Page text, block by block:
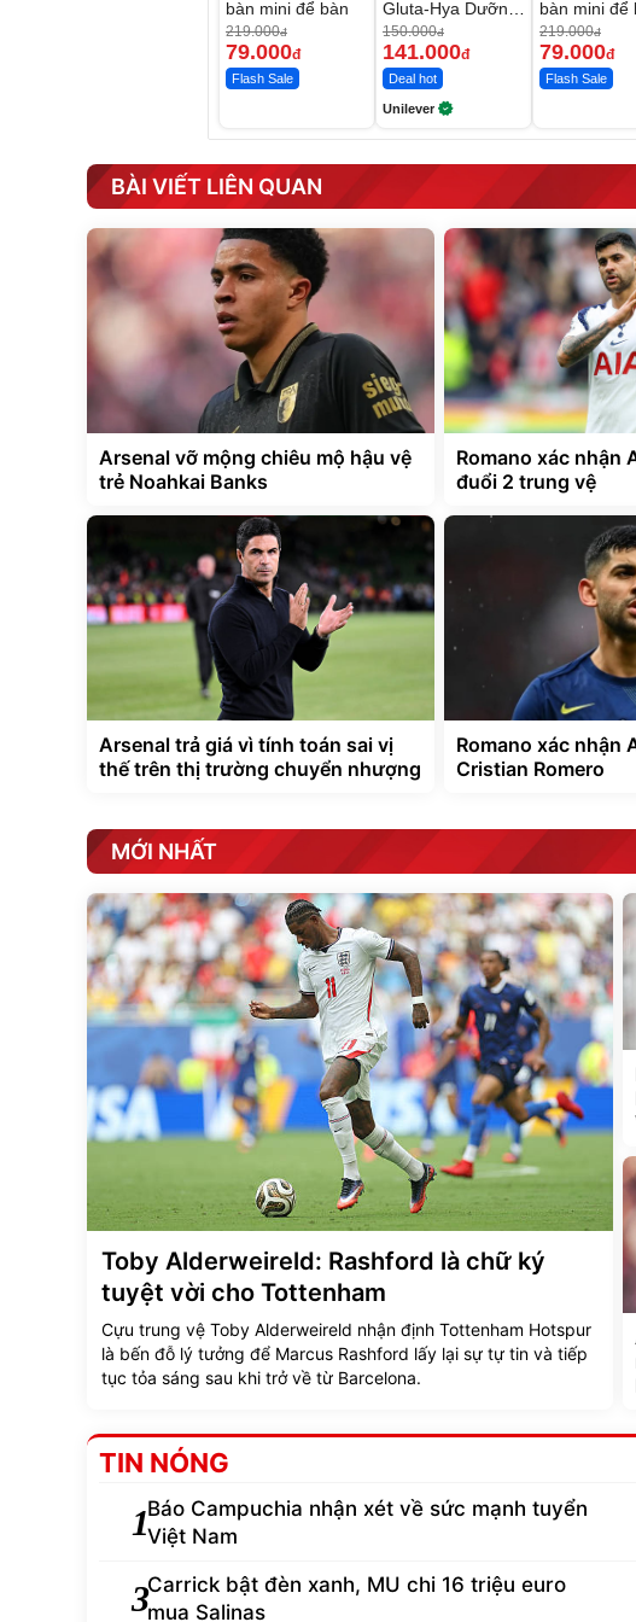
bàn mini để bàn
219.000đ
79.000đ
Flash Sale
Gluta-Hya Dưỡng
Da Sáng Mịn Sau
7 Ngày
150.000đ
141.000đ
Deal hot
Unilever
bàn mini để
219.000đ
79.000đ
Flash Sale
BÀI VIẾT LIÊN QUAN
Arsenal vỡ mộng chiêu mộ hậu vệ
trẻ Noahkai Banks
Romano xác nhận
đuổi 2 trung vệ
Arsenal trả giá vì tính toán sai vị
thế trên thị trường chuyển nhượng
Romano xác nhận
Cristian Romero
MỚI NHẤT
Toby Alderweireld: Rashford là chữ ký
tuyệt vời cho Tottenham
Cựu trung vệ Toby Alderweireld nhận định Tottenham Hotspur
là bến đỗ lý tưởng để Marcus Rashford lấy lại sự tự tin và tiếp
tục tỏa sáng sau khi trở về từ Barcelona.
TIN NÓNG
1Báo Campuchia nhận xét về sức mạnh tuyển
Việt Nam
3Carrick bật đèn xanh, MU chi 16 triệu euro
mua Salinas